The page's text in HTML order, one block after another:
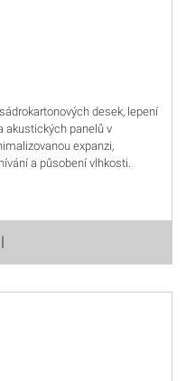
desek, lepení
akustických panelů v
expanzi,
a působení vlhkosti.